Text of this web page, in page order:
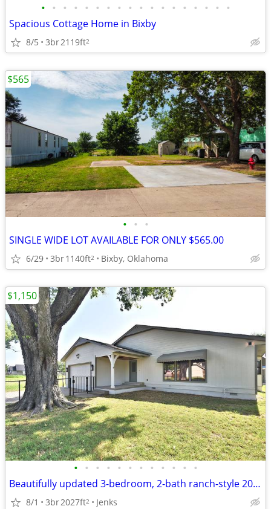
• • • • • • • • • • • • • • • • • •
Spacious Cottage Home in Bixby
8/5 3br2119ft2
• • •
SINGLE WIDE LOT AVAILABLE FOR ONLY $565.00
6/29 3br1140ft2 Bixby, Oklahoma
$565
• • • • • • • • • • • •
Beautifully updated 3-bedroom, 2-bath ranch-style 2027 sq ft home.
8/1 3br2027ft2 Jenks
$1,150